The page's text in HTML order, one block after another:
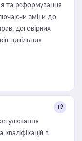
та реформування
зміни до
договірних
цивільних
+9
кваліфікацій в